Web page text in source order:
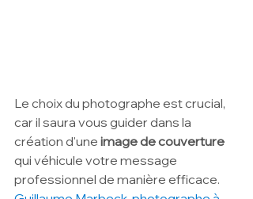
Le choix du photographe est crucial,
car il saura vous guider dans la
création d'une image de couverture
qui véhicule votre message
professionnel de manière efficace.